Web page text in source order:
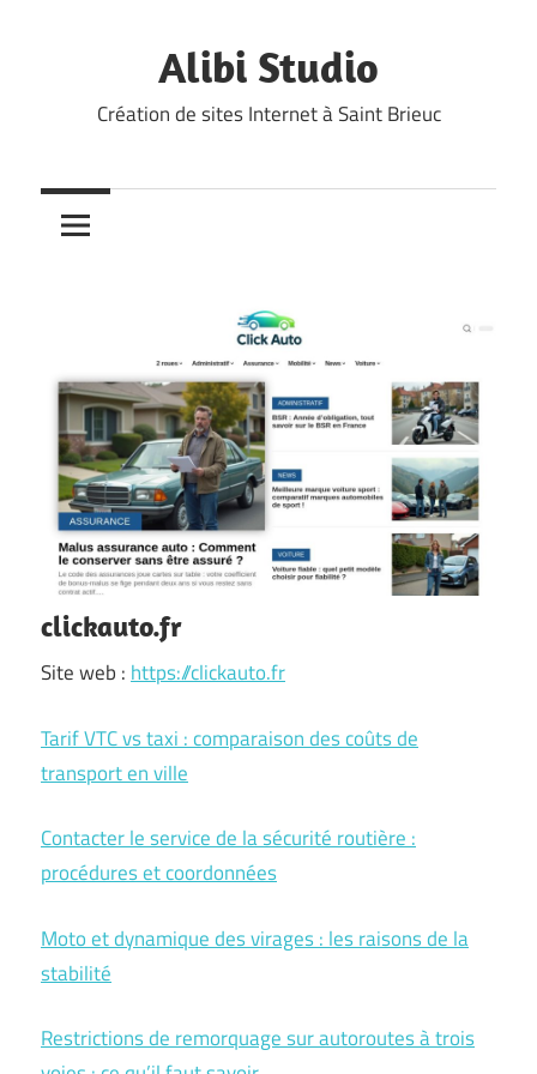
Alibi Studio
Création de sites Internet à Saint Brieuc
clickauto.fr
Site web : https://clickauto.fr
Tarif VTC vs taxi : comparaison des coûts de
transport en ville
Contacter le service de la sécurité routière :
procédures et coordonnées
Moto et dynamique des virages : les raisons de la
stabilité
Restrictions de remorquage sur autoroutes à trois